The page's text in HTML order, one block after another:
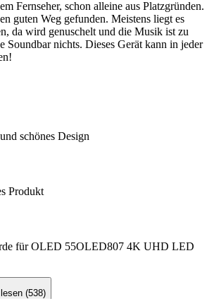
Fernseher, schon alleine aus Platzgründen.
guten Weg gefunden. Meistens liegt es
da wird genuschelt und die Musik ist zu
Soundbar nichts. Dieses Gerät kann in jeder
schönes Design
Produkt
für OLED 55OLED807 4K UHD LED
(538)